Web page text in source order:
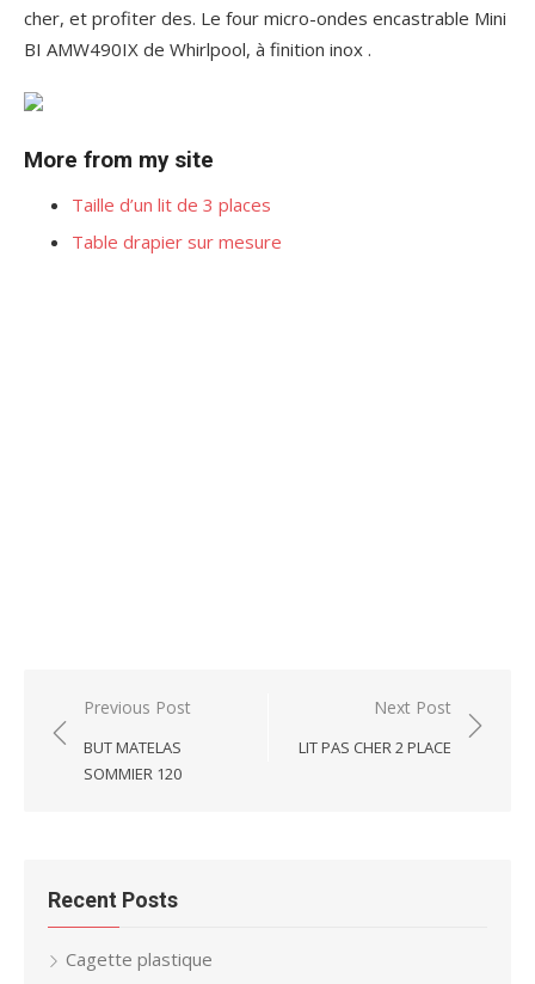
cher, et profiter des. Le four micro-ondes encastrable Mini
BI AMW490IX de Whirlpool, à finition inox .
More from my site
Taille d’un lit de 3 places
Table drapier sur mesure
Post
navigation
Previous Post
BUT MATELAS
SOMMIER 120
Next Post
LIT PAS CHER 2 PLACE
Recent Posts
Cagette plastique